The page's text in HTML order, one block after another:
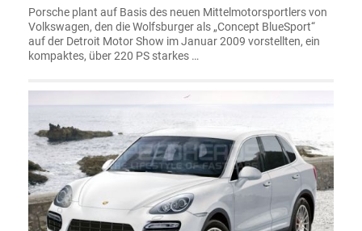
Porsche plant auf Basis des neuen Mittelmotorsportlers von
Volkswagen, den die Wolfsburger als „Concept BlueSport“
auf der Detroit Motor Show im Januar 2009 vorstellten, ein
kompaktes, über 220 PS starkes …